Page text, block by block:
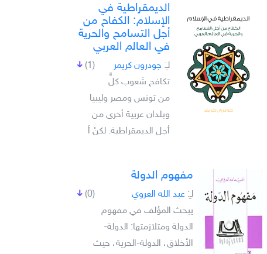
الديمقراطية في
الإسلام: الكفاح من
أجل التسامح والحرية
في العالم العربي
(1) لـِ: جودرون كريمر
تكافح شعوب كلٍّ
من تونس ومصر وليبيا
وبلدان عربية أخرى من
أجل الديمقراطية. لكنْ أ
مفهوم الدولة
(0) لـِ: عبد الله العروي
يبحث المؤلف في مفهوم
الدولة ومتلازمتها: الدولة-
الأخلاق، الدولة-الحرية، حيث